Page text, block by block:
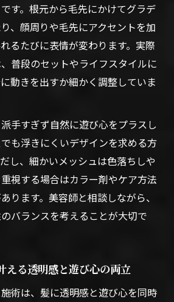
す。根元から毛先にかけてグラデ
、顔周りや毛先にアクセントを加
るたびに表情が変わります。実際
普段のセットやライフスタイルに
動きを出すか細かく調整していま
手すぎず自然に遊び心をプラスし
も浮きにくいデザインを求める方
し、細かいメッシュは色落ちしや
視する場合はカラー剤やケア方法
ります。美容師と相談しながら、
バランスを考えることが大切で
える透明感と遊び心の両立
術は、髪に透明感と遊び心を同時